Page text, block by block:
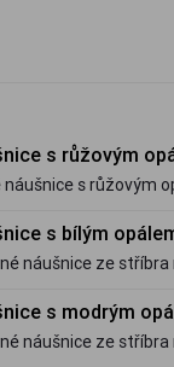
s růžovým
s růžovým
s bílým
náušnice ze
outfit i slavnostní
s modrým
náušnice ze